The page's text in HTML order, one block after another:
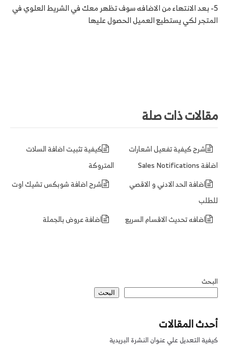
5- بعد الانتهاء من الاضافه سوف تظهر معك في الشريط العلوي في
المتجر لكي يستطيع العميل الحصول عليها
مقالات ذات صلة
كيفية تثبيت اضافة السلات
المتروكة
شرح كيفية تفعيل اشعارات
اضافة Sales Notifications
شرح اضافة شوبكس تشيك اوت
اضافة الحد الادني و الاقصي
للطلب
اضافة عروض بالجملة
اضافه تحديث الاقسام السريع
البحث
البحث
أحدث المقالات
كيفية التعديل علي عنوان النشرة البريدية